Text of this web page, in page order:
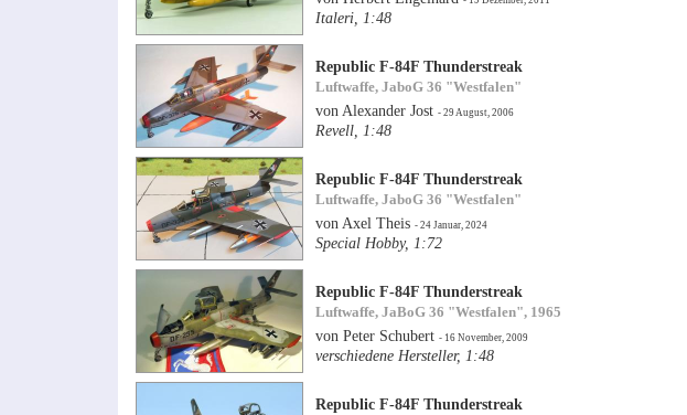
Italeri, 1:48
Republic F-84F Thunderstreak
Luftwaffe, JaboG 36 "Westfalen"
von Alexander Jost - 29 August, 2006
Revell, 1:48
Republic F-84F Thunderstreak
Luftwaffe, JaboG 36 "Westfalen"
von Axel Theis - 24 Januar, 2024
Special Hobby, 1:72
Republic F-84F Thunderstreak
Luftwaffe, JaBoG 36 "Westfalen", 1965
von Peter Schubert - 16 November, 2009
verschiedene Hersteller, 1:48
Republic F-84F Thunderstreak